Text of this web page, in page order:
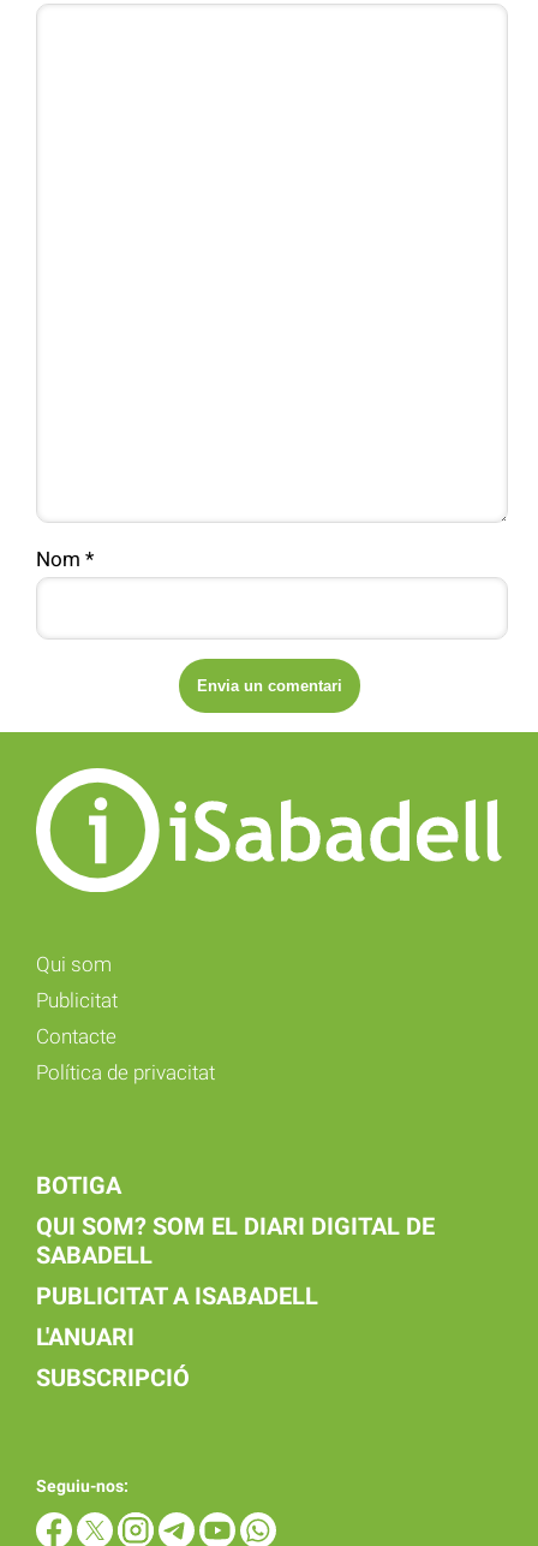
Nom *
Qui som
Publicitat
Contacte
Política de privacitat
BOTIGA
QUI SOM? SOM EL DIARI DIGITAL DE
SABADELL
PUBLICITAT A ISABADELL
L'ANUARI
SUBSCRIPCIÓ
Seguiu-nos: